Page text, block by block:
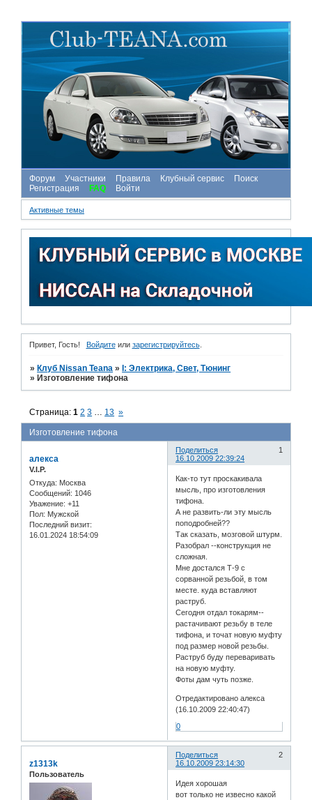
Форум Участники Правила Клубный сервис
Поиск
Регистрация
FAQ Войти
Активные темы
Привет, Гость! Войдитеили зарегистрируйтесь.
» Клуб Nissan Teana » I: Электрика, Свет, Тюнинг
» Изготовление тифона
Изготовление тифона
Страница:1 2 3 13 »
Поделиться
1
16.10.2009 22:39:24
алекса
V.I.P.
Откуда: Москва
Сообщений: 1046
Уважение: +11
Пол: Мужской
Последний визит:
16.01.2024 18:54:09
Как-то тут проскакивала
мысль, про изготовления
тифона.
А не развить-ли эту мысль
поподробней??
Так сказать, мозговой штурм.
Разобрал --конструкция не
сложная.
Мне достался Т-9 с
сорванной резьбой, в том
месте. куда вставляют
раструб.
Сегодня отдал токарям--
растачивают резьбу в теле
тифона, и точат новую муфту
под размер новой резьбы.
Раструб буду переваривать
на новую муфту.
Фоты дам чуть позже.
Отредактировано алекса
(16.10.2009 22:40:47)
0
Поделиться
2
16.10.2009 23:14:30
z1313k
Пользователь
Идея хорошая
вот только не извесно какой